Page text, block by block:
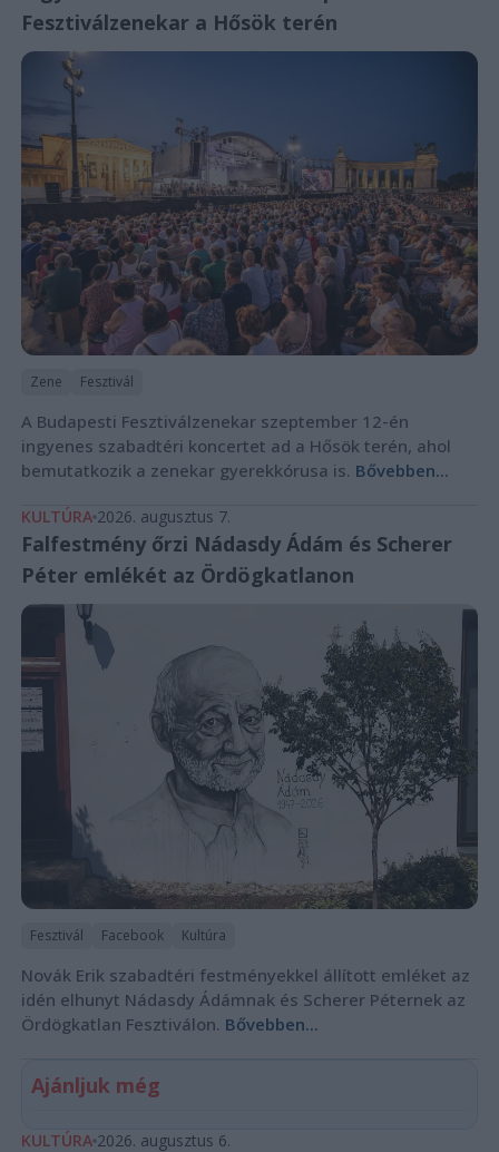
Fesztiválzenekar a Hősök terén
Zene Fesztivál
A Budapesti Fesztiválzenekar szeptember 12-én
ingyenes szabadtéri koncertet ad a Hősök terén, ahol
bemutatkozik a zenekar gyerekkórusa is. Bővebben...
KULTÚRA 2026. augusztus 7.
Falfestmény őrzi Nádasdy Ádám és Scherer
Péter emlékét az Ördögkatlanon
Fesztivál Facebook Kultúra
Novák Erik szabadtéri festményekkel állított emléket az
idén elhunyt Nádasdy Ádámnak és Scherer Péternek az
Ördögkatlan Fesztiválon. Bővebben...
Ajánljuk még
KULTÚRA 2026. augusztus 6.